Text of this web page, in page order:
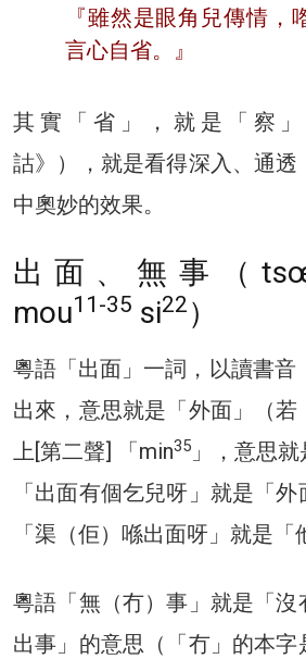
『雖然是眼角兒傳情，
言心自省。』
其實「省」，就是「察
詁》），就是看得深入、通
中奧妙的效果。
出面、無事（
mou11-35 si22 ）
粵語「出面」一詞，以讀書
出來，意思就是「外面」（
上[第二聲] 「min35 」，意思
「出面有個乞兒呀」就是「外
「渠（佢）喺出面呀」就是「
粵語「無（冇）事」就是「沒
出事」的意思（「冇」的本